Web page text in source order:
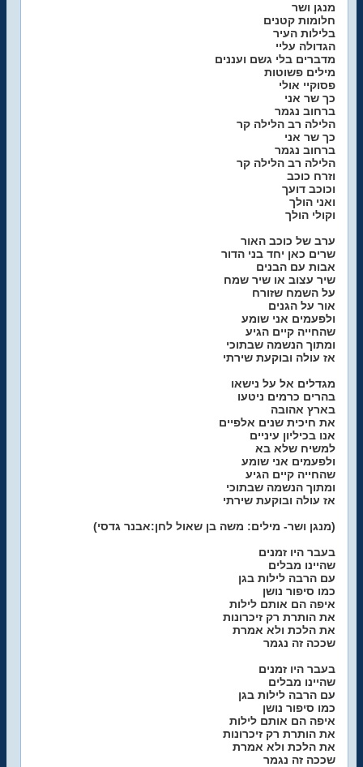
מנגן ושר
חלומות קטנים
בלילות העיר
הגדולה עליי
מדברים בלי גשם ועננים
מילים פשוטות
פסוקיי אולי
כך שר אני
ברחוב נגמר
הלילה רב הלילה קר
כך שר אני
ברחוב נגמר
הלילה רב הלילה קר
וזרח כוכב
וכוכב דועך
ואני הולך
וקולי הולך
ערב של כוכב האור
שרים כאן יחד בני הדור
אבות עם הבנים
שיר עצוב או שיר שמח
על השמח שזורח
אור על הגנים
ולפעמים אני שומע
שהחייה קיים הגיע
ומתוך הנשמה שבתוכי
אז עולה ובוקעת שירתי
מגדלים אל על נישאו
בהרים כרמים ניטעו
בארץ אהובה
את חיכית שנים אלפיים
אנו בכיליון עיניים
למשיח שלא בא
ולפעמים אני שומע
שהחייה קיים הגיע
ומתוך הנשמה שבתוכי
אז עולה ובוקעת שירתי
(מנגן ושר- מילים: משה בן שאול לחן:אבנר גדסי)
בעבר היו זמנים
שהיינו מבלים
עם הרבה לילות בגן
כמו סיפור נושן
איפה הם אותם לילות
את הותרת רק זיכרונות
את הלכת ולא אמרת
שככה זה נגמר
בעבר היו זמנים
שהיינו מבלים
עם הרבה לילות בגן
כמו סיפור נושן
איפה הם אותם לילות
את הותרת רק זיכרונות
את הלכת ולא אמרת
שככה זה נגמר